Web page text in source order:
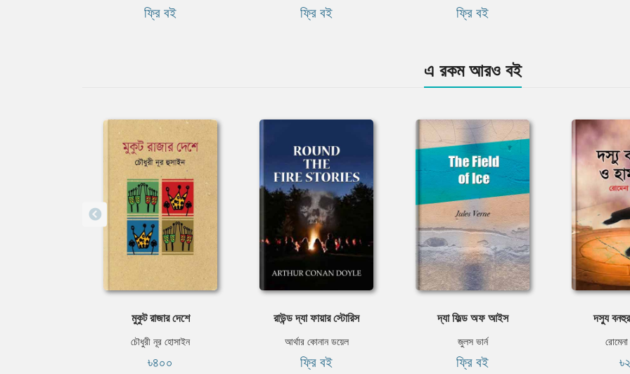
ফ্রি বই ফ্রি বই ফ্রি বই
এ রকম আরও বই
⁠মুকুট রাজার দেশে
চৌধুরী নূর হোসাইন
৳৪০০
রাউন্ড দ্যা ফায়ার স্টোরিস
আর্থার কোনান ডয়েল
ফ্রি বই
দ্যা ফিল্ড অফ আইস
জুলস ভার্ন
ফ্রি বই
দস্যু বনহুর